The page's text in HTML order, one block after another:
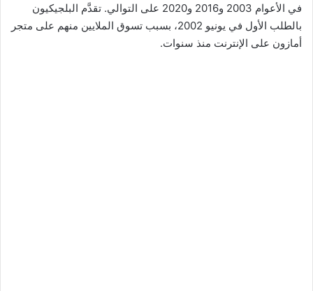
في الأعوام 2003 و2016 و2020 على التوالي. تقدَّم البلجيكيون
بالطلب الأول في يونيو 2002، بسبب تسوق الملايين منهم على متجر
أمازون على الإنترنت منذ سنوات.